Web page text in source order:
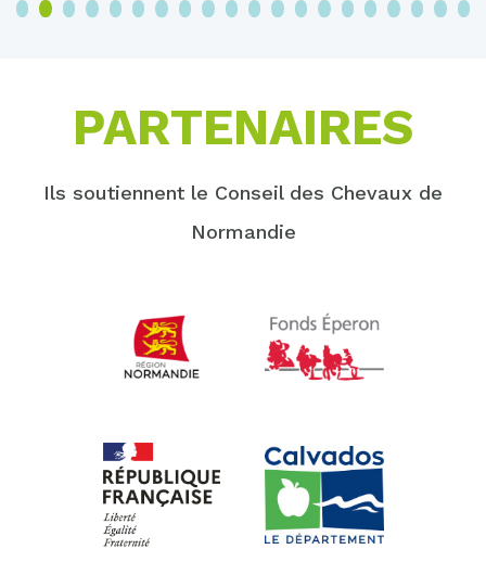
3 4 5 6 7 8 9 10 11 12 13 14 15 16 17 18 19 20
PARTENAIRES
Ils soutiennent le Conseil des Chevaux de
Normandie